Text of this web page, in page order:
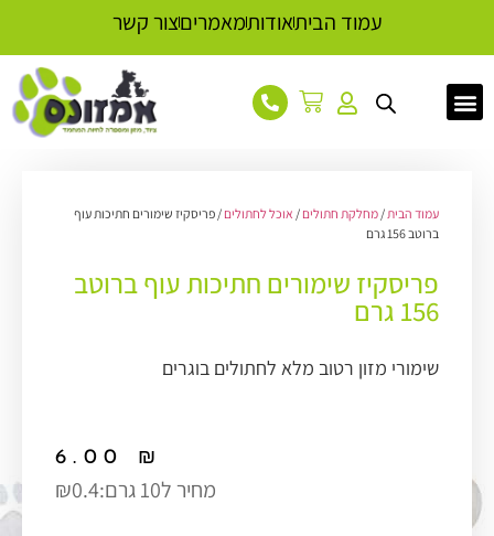
עמוד הביתאודותמאמריםצור קשר
עמוד הבית/ מחלקת חתולים / אוכל לחתולים / פריסקיז שימורים חתיכות עוף
ברוטב 156 גרם
פריסקיז שימורים חתיכות עוף ברוטב
156 גרם
שימורי מזון רטוב מלא לחתולים בוגרים
6.00 ₪
מחיר ל10 גרם: ₪0.4